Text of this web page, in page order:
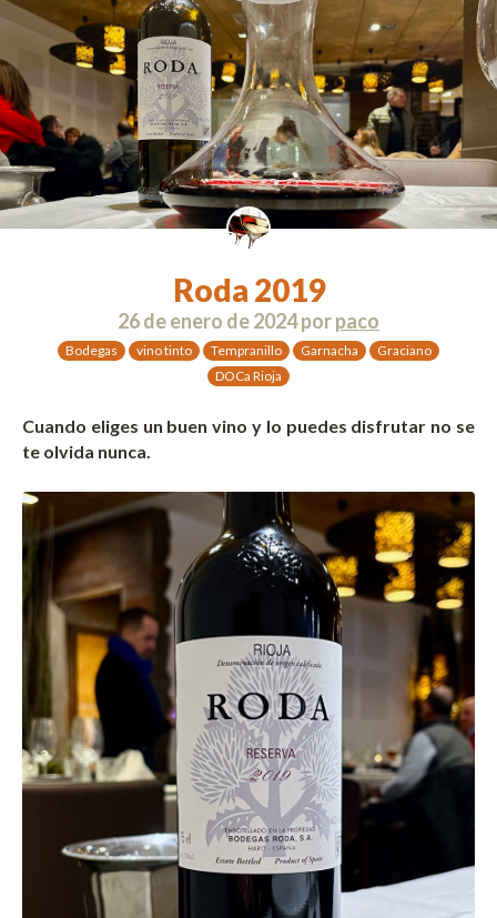
Roda 2019
26 de enero de 2024porpaco
Bodegas vino tinto Tempranillo Garnacha
Graciano
DOCa Rioja
Cuando eliges un buen vino y lo puedes disfrutar no se
te olvida nunca.